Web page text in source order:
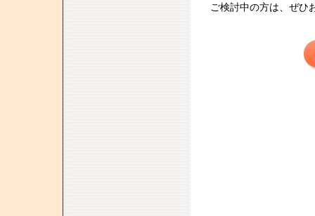
ご検討中の方は、ぜひ